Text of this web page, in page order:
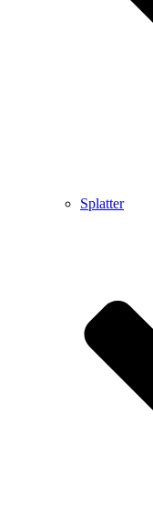
Splatter